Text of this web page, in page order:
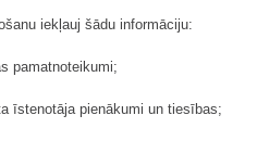
iekļauj šādu informāciju:
pamatnoteikumi;
īstenotāja pienākumi un tiesības;